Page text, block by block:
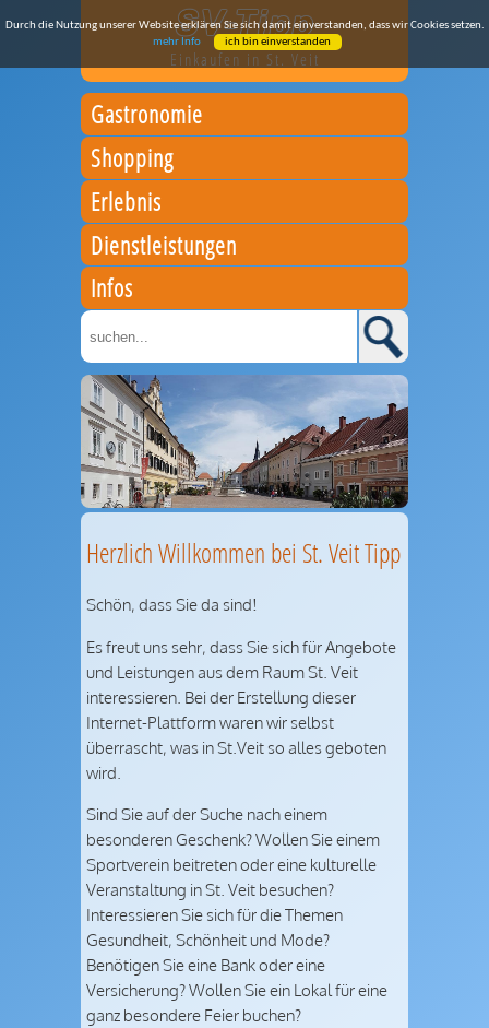
Durch die Nutzung unserer Website erklären Sie sich damit einverstanden, dass wir Cookies setzen.
mehr Info
ich bin einverstanden
Einkaufen in St. Veit
Gastronomie
Shopping
Erlebnis
Dienstleistungen
Infos
Herzlich Willkommen bei St. Veit Tipp
Schön, dass Sie da sind!
Es freut uns sehr, dass Sie sich für Angebote
und Leistungen aus dem Raum St. Veit
interessieren. Bei der Erstellung dieser
Internet-Plattform waren wir selbst
überrascht, was in St.Veit so alles geboten
wird.
Sind Sie auf der Suche nach einem
besonderen Geschenk? Wollen Sie einem
Sportverein beitreten oder eine kulturelle
Veranstaltung in St. Veit besuchen?
Interessieren Sie sich für die Themen
Gesundheit, Schönheit und Mode?
Benötigen Sie eine Bank oder eine
Versicherung? Wollen Sie ein Lokal für eine
ganz besondere Feier buchen?